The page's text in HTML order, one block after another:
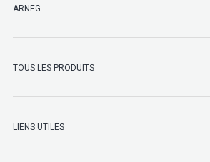
ARNEG
TOUS LES PRODUITS
LIENS UTILES